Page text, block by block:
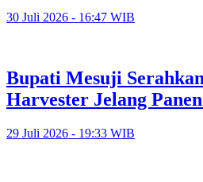
30 Juli 2026 - 16:47 WIB
Bupati Mesuji
Harvester Jelang
29 Juli 2026 - 19:33 WIB